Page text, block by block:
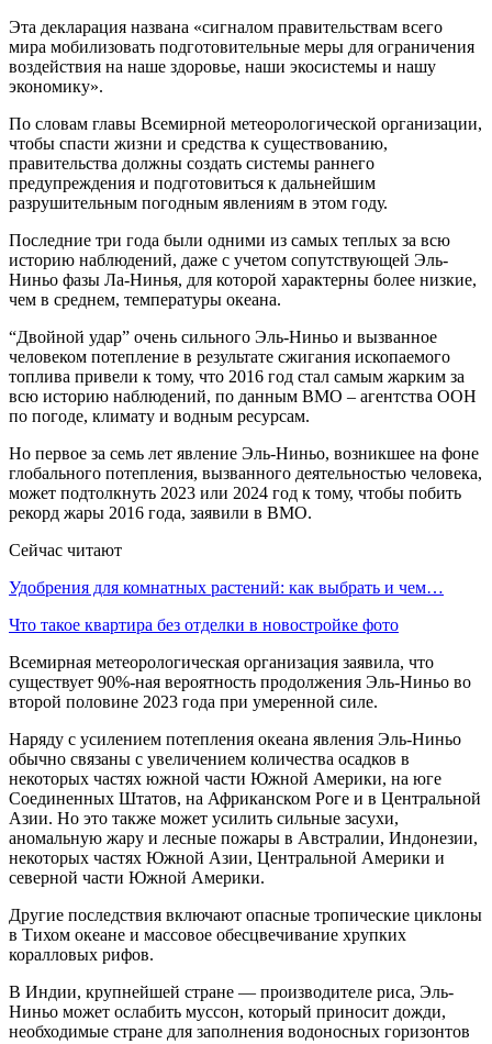
Эта декларация названа «сигналом правительствам всего
мира мобилизовать подготовительные меры для ограничения
воздействия на наше здоровье, наши экосистемы и нашу
экономику».
По словам главы Всемирной метеорологической организации,
чтобы спасти жизни и средства к существованию,
правительства должны создать системы раннего
предупреждения и подготовиться к дальнейшим
разрушительным погодным явлениям в этом году.
Последние три года были одними из самых теплых за всю
историю наблюдений, даже с учетом сопутствующей Эль-
Ниньо фазы Ла-Нинья, для которой характерны более низкие,
чем в среднем, температуры океана.
“Двойной удар” очень сильного Эль-Ниньо и вызванное
человеком потепление в результате сжигания ископаемого
топлива привели к тому, что 2016 год стал самым жарким за
всю историю наблюдений, по данным ВМО – агентства ООН
по погоде, климату и водным ресурсам.
Но первое за семь лет явление Эль-Ниньо, возникшее на фоне
глобального потепления, вызванного деятельностью человека,
может подтолкнуть 2023 или 2024 год к тому, чтобы побить
рекорд жары 2016 года, заявили в ВМО.
Сейчас читают
Удобрения для комнатных растений: как выбрать и чем…
Что такое квартира без отделки в новостройке фото
Всемирная метеорологическая организация заявила, что
существует 90%-ная вероятность продолжения Эль-Ниньо во
второй половине 2023 года при умеренной силе.
Наряду с усилением потепления океана явления Эль-Ниньо
обычно связаны с увеличением количества осадков в
некоторых частях южной части Южной Америки, на юге
Соединенных Штатов, на Африканском Роге и в Центральной
Азии. Но это также может усилить сильные засухи,
аномальную жару и лесные пожары в Австралии, Индонезии,
некоторых частях Южной Азии, Центральной Америки и
северной части Южной Америки.
Другие последствия включают опасные тропические циклоны
в Тихом океане и массовое обесцвечивание хрупких
коралловых рифов.
В Индии, крупнейшей стране — производителе риса, Эль-
Ниньо может ослабить муссон, который приносит дожди,
необходимые стране для заполнения водоносных горизонтов